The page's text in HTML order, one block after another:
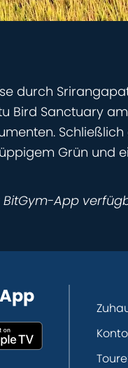
durch
Bird Sanctuary
Grün und
BitGym-App
Konto